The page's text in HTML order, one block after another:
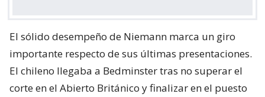
El sólido desempeño de Niemann marca un giro
importante respecto de sus últimas presentaciones.
El chileno llegaba a Bedminster tras no superar el
corte en el Abierto Británico y finalizar en el puesto